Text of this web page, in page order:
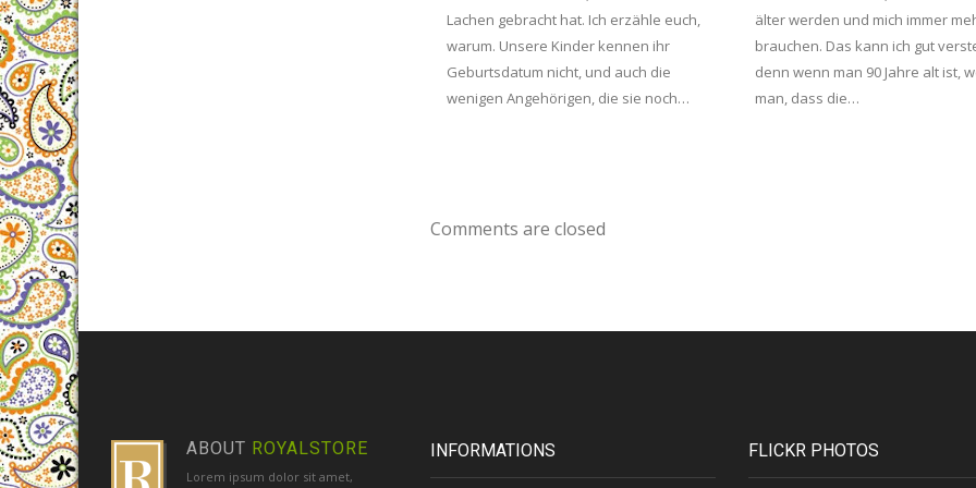
Lachen gebracht hat. Ich erzähle euch,
warum. Unsere Kinder kennen ihr
Geburtsdatum nicht, und auch die
wenigen Angehörigen, die sie noch…
älter werden und mich immer
brauchen. Das kann ich gut
denn wenn man 90 Jahre alt ist,
man, dass die…
Comments are closed
ABOUT ROYALSTORE
Lorem ipsum dolor sit amet,
INFORMATIONS FLICKR PHOTOS